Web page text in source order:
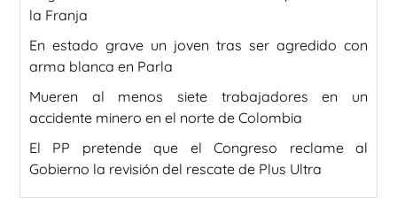
la Franja
En estado grave un joven tras ser agredido con
arma blanca en Parla
Mueren al menos siete trabajadores en un
accidente minero en el norte de Colombia
El PP pretende que el Congreso reclame al
Gobierno la revisión del rescate de Plus Ultra